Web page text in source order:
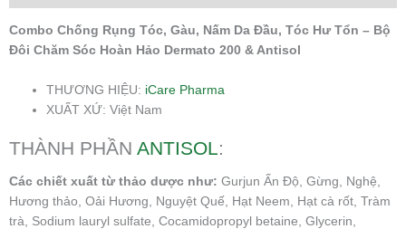
Combo Chống Rụng Tóc, Gàu, Nấm Da Đầu, Tóc Hư Tổn – Bộ
Đôi Chăm Sóc Hoàn Hảo Dermato 200 & Antisol
THƯƠNG HIỆU: iCare Pharma
XUẤT XỨ: Việt Nam
THÀNH PHẦN ANTISOL:
Các chiết xuất từ thảo dược như: Gurjun Ấn Độ, Gừng, Nghệ,
Hương thảo, Oải Hương, Nguyệt Quế, Hạt Neem, Hạt cà rốt, Tràm
trà, Sodium lauryl sulfate, Cocamidopropyl betaine, Glycerin,